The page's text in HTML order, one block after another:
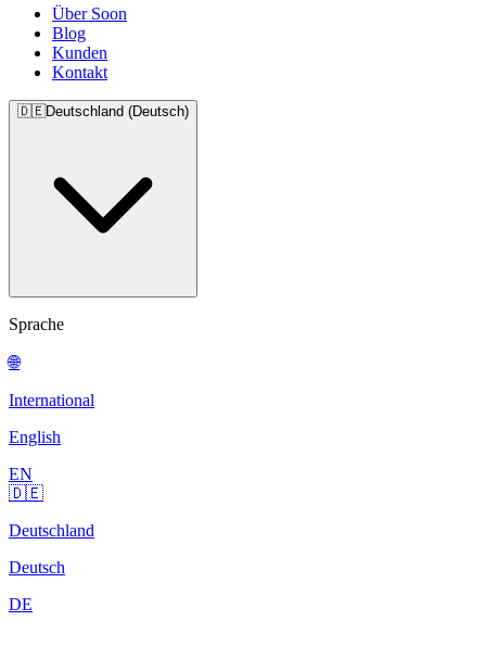
Über Soon
Blog
Kunden
Kontakt
🇩🇪Deutschland (Deutsch)
Sprache
🌐
International
English
EN
🇩🇪
Deutschland
Deutsch
DE